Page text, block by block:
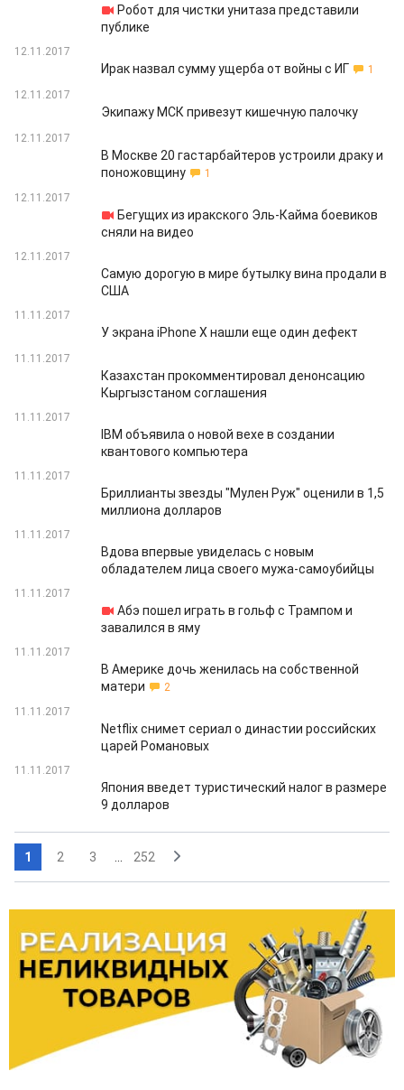
Робот для чистки унитаза представили
публике
12.11.2017
Ирак назвал сумму ущерба от войны с ИГ
1
12.11.2017
Экипажу МСК привезут кишечную палочку
12.11.2017
В Москве 20 гастарбайтеров устроили драку и
поножовщину
1
12.11.2017
Бегущих из иракского Эль-Кайма боевиков
сняли на видео
12.11.2017
Самую дорогую в мире бутылку вина продали в
США
11.11.2017
У экрана iPhone X нашли еще один дефект
11.11.2017
Казахстан прокомментировал денонсацию
Кыргызстаном соглашения
11.11.2017
IBM объявила о новой вехе в создании
квантового компьютера
11.11.2017
Бриллианты звезды "Мулен Руж" оценили в 1,5
миллиона долларов
11.11.2017
Вдова впервые увиделась с новым
обладателем лица своего мужа-самоубийцы
11.11.2017
Абэ пошел играть в гольф с Трампом и
завалился в яму
11.11.2017
В Америке дочь женилась на собственной
матери
2
11.11.2017
Netflix снимет сериал о династии российских
царей Романовых
11.11.2017
Япония введет туристический налог в размере
9 долларов
1 2 3 252